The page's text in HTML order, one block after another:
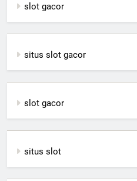
slot gacor
situs slot gacor
slot gacor
situs slot